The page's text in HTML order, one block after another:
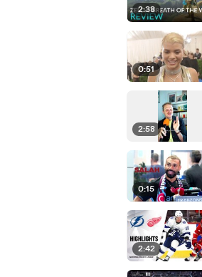
2:38
0:51
2:58
0:15
2:42